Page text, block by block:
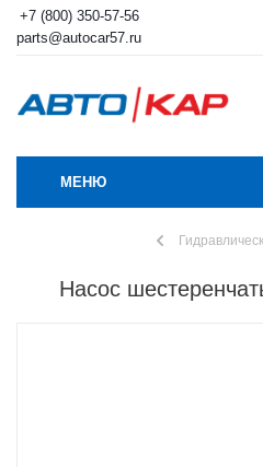
+7 (800) 350-57-56
parts@autocar57.ru
МЕНЮ
Насос